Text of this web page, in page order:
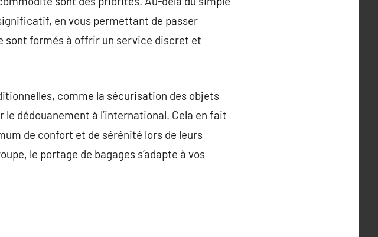
en vous permettant de passer
sont formés à offrir un service discret et
comme la sécurisation des objets
dédouanement à l’international. Cela en fait
de confort et de sérénité lors de leurs
le portage de bagages s’adapte à vos